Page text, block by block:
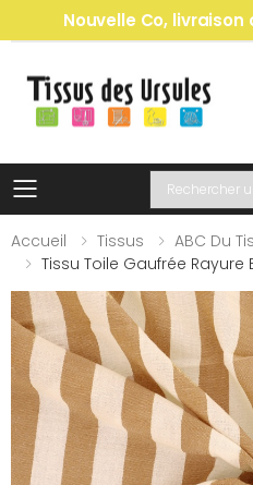
Nouvelle Co,
Toggle mobile
Recherche
Accueil
Tissus ABC Du
Tissu Toile Gaufrée Rayure